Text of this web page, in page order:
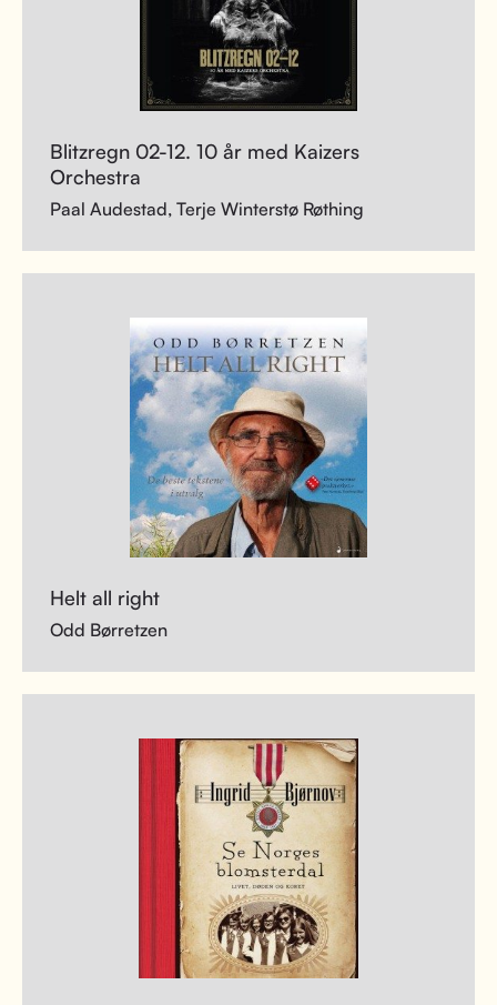
Blitzregn 02-12. 10 år med Kaizers
Orchestra
Paal Audestad, Terje Winterstø Røthing
Helt all right
Odd Børretzen